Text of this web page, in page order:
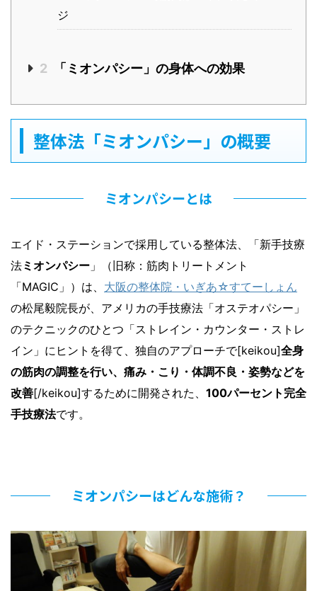
ジ
2 「ミオンパシー」の身体への効果
整体法「ミオンパシー」の概要
ミオンパシーとは
エイド・ステーションで採用している整体法、「新手技療
法ミオンパシー 」（旧称：筋肉トリートメント
「MAGIC」）は、 大阪の整体院・いぎあ☆すてーしょん
の松尾毅院長が、アメリカの手技療法「オステオパシー」
のテクニックのひとつ「ストレイン・カウンター・ストレ
イン」にヒントを得て、独自のアプローチで[keikou]全身
の筋肉の調整を行い、痛み・こり・体調不良・姿勢などを
改善[/keikou]するために開発された、 100パーセント完全
手技療法です。
ミオンパシーはどんな施術？